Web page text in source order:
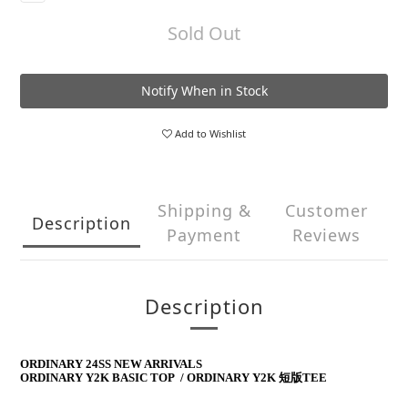
Sold Out
Notify When in Stock
Add to Wishlist
Description
Shipping &
Payment
Customer
Reviews
Description
ORDINARY 24SS NEW ARRIVALS
ORDINARY Y2K BASIC TOP / ORDINARY Y2K 短版TEE